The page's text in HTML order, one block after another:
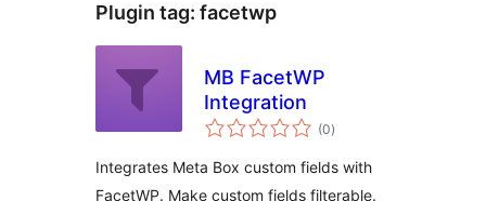
Plugin tag: facetwp
MB FacetWP
Integration
(0totaal
waarderingen
)
Integrates Meta Box custom fields with
FacetWP. Make custom fields filterable.